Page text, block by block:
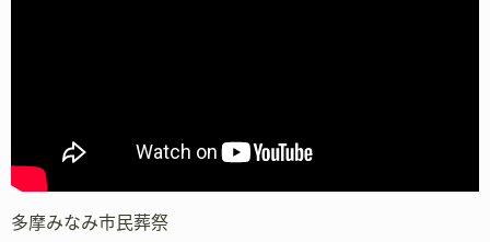
多摩みなみ市民葬祭